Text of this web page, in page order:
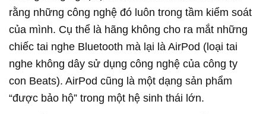
rằng những công nghệ đó luôn trong tầm kiểm soát
của mình. Cụ thể là hãng không cho ra mắt những
chiếc tai nghe Bluetooth mà lại là AirPod (loại tai
nghe không dây sử dụng công nghệ của công ty
con Beats). AirPod cũng là một dạng sản phẩm
“được bảo hộ” trong một hệ sinh thái lớn.